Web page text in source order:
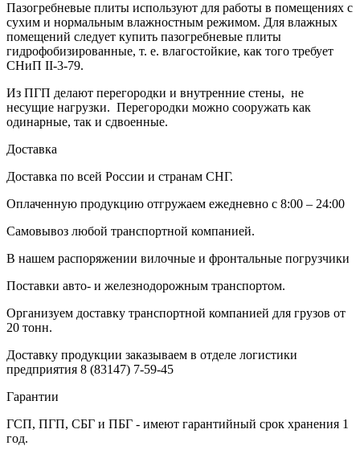
Пазогребневые плиты используют для работы в помещениях с
сухим и нормальным влажностным режимом. Для влажных
помещений следует купить пазогребневые плиты
гидрофобизированные, т. е. влагостойкие, как того требует
СНиП II-3-79.
Из ПГП делают перегородки и внутренние стены, не
несущие нагрузки. Перегородки можно сооружать как
одинарные, так и сдвоенные.
Доставка
Доставка по всей России и странам СНГ.
Оплаченную продукцию отгружаем ежедневно с 8:00 – 24:00
Самовывоз любой транспортной компанией.
В нашем распоряжении вилочные и фронтальные погрузчики
Поставки авто- и железнодорожным транспортом.
Организуем доставку транспортной компанией для грузов от
20 тонн.
Доставку продукции заказываем в отделе логистики
предприятия 8 (83147) 7-59-45
Гарантии
ГСП, ПГП, СБГ и ПБГ - имеют гарантийный срок хранения 1
год.